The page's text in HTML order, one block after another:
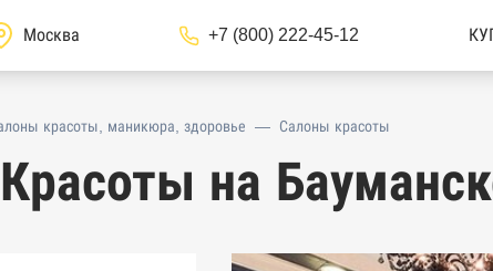
+7 (800) 222-45-12
красоты, маникюра, здоровье — Салоны красоты
на